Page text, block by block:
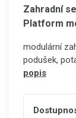
Zahradní
Platform
modulární
podušek,
popis